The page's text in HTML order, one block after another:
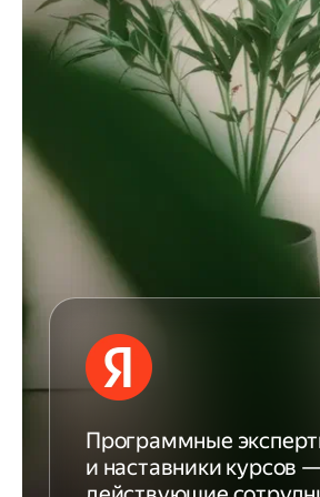
Программные
и наставники курсов —